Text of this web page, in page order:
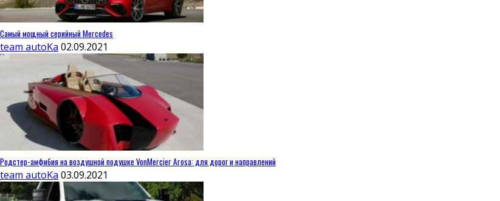
Самый мощный серийный Mercedes
team autoKa 02.09.2021
Родстер-амфибия на воздушной подушке VonMercier Arosa: для дорог и направлений
team autoKa 03.09.2021